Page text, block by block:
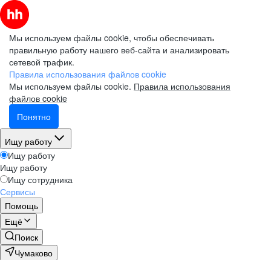
Мы используем файлы cookie, чтобы обеспечивать
правильную работу нашего веб-сайта и анализировать
сетевой трафик.
Правила использования файлов cookie
Мы используем файлы cookie. Правила использования
файлов cookie
Понятно
Ищу работу
Ищу работу
Ищу работу
Ищу сотрудника
Сервисы
Помощь
Ещё
Поиск
Чумаково